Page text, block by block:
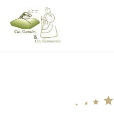
content